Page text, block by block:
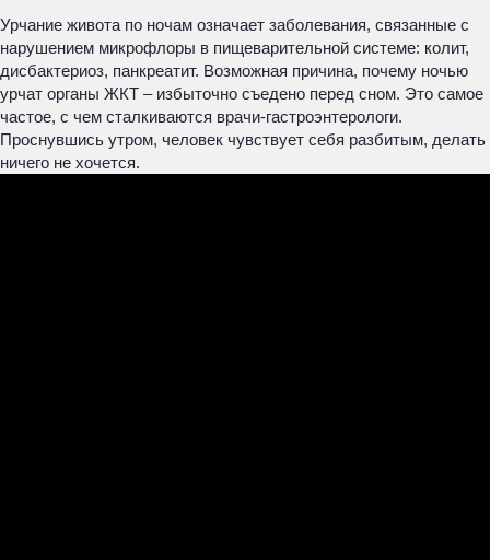
Урчание живота по ночам означает заболевания, связанные с
нарушением микрофлоры в пищеварительной системе: колит,
дисбактериоз, панкреатит. Возможная причина, почему ночью
урчат органы ЖКТ – избыточно съедено перед сном. Это самое
частое, с чем сталкиваются врачи-гастроэнтерологи.
Проснувшись утром, человек чувствует себя разбитым, делать
ничего не хочется.